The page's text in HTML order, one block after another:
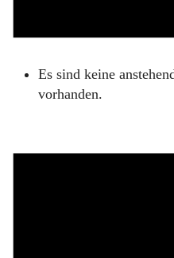
Es sind keine
vorhanden.